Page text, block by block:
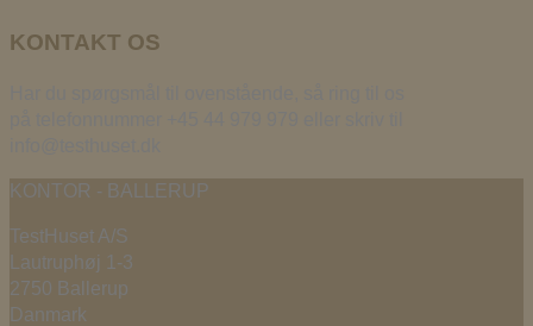
KONTAKT OS
KONTOR - BALLERUP
TestHuset A/S
Lautruphøj 1-3
2750 Ballerup
Danmark